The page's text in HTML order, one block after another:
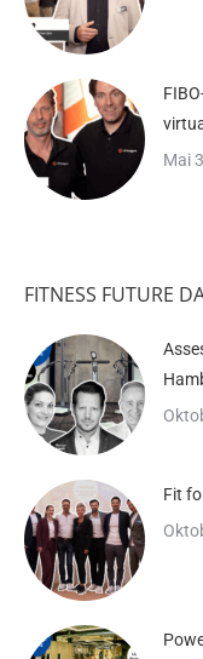
Mai
FITNESS FUTURE
Fit